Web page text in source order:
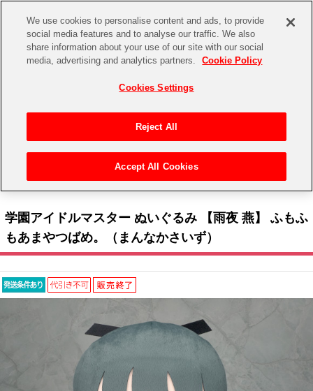
CHANNEL STORE EVENT
ゲーム 電子書籍
EVENT
ASOBI STAGE
アイドルマスターシリーズ
アイドルマスター
アイドルマスター SideM
アイドルマスター シャイニーカラーズ
プロジェクトアイマス ヴイアライヴ
テイルズ オブ シリーズ
イベントグッズ
トイ・ホビー
アイドルマスター シリーズ>学園アイドルマスター
学園アイドルマスター ぬいぐるみ 【雨夜 燕】 ふもふ
もあまやつばめ。（まんなかさいず）
We use cookies to personalise content and ads, to provide
social media features and to analyse our traffic. We also
share information about your use of our site with our social
media, advertising and analytics partners.
Cookie Policy
Cookies Settings
Reject All
Accept All Cookies